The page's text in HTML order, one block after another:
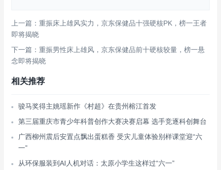
上一篇：重振床上雄风实力，京东保健品十强硬核PK，榜一王者
即将揭晓
下一篇：重振男性床上雄风，京东保健品前十硬核较量，榜一悬
念即将揭晓
相关推荐
骏马奖得主姚瑶新作《村超》在贵州榕江首发
第三届重庆市青少年科普创作大赛决赛启幕 选手竞逐科创舞台
广西柳州震后安置点飘出蛋糕香 受灾儿童体验别样课堂迎“六
一”
从环保服装到AI人机对话：太原小学生这样过“六一”